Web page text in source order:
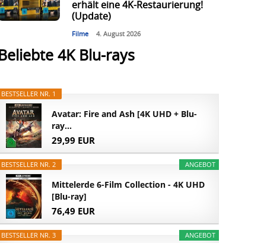
erhält eine 4K-Restaurierung!
(Update)
Filme 4. August 2026
Beliebte 4K Blu-rays
BESTSELLER NR. 1
Avatar: Fire and Ash [4K UHD + Blu-
ray...
29,99 EUR
ANGEBOT
BESTSELLER NR. 2
Mittelerde 6-Film Collection - 4K UHD
[Blu-ray]
76,49 EUR
ANGEBOT
BESTSELLER NR. 3